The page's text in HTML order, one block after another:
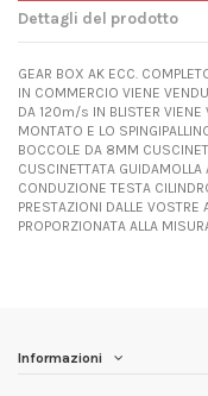
Dettagli del prodotto
GEAR BOX AK ECC.
IN COMMERCIO VIENE
DA 120m/s IN BLISTER VIENE
MONTATO E LO
BOCCOLE DA 8MM
CUSCINETTATA GUIDAMOLLA
CONDUZIONE TESTA
PRESTAZIONI DALLE VOSTRE
PROPORZIONATA ALLA
Informazioni